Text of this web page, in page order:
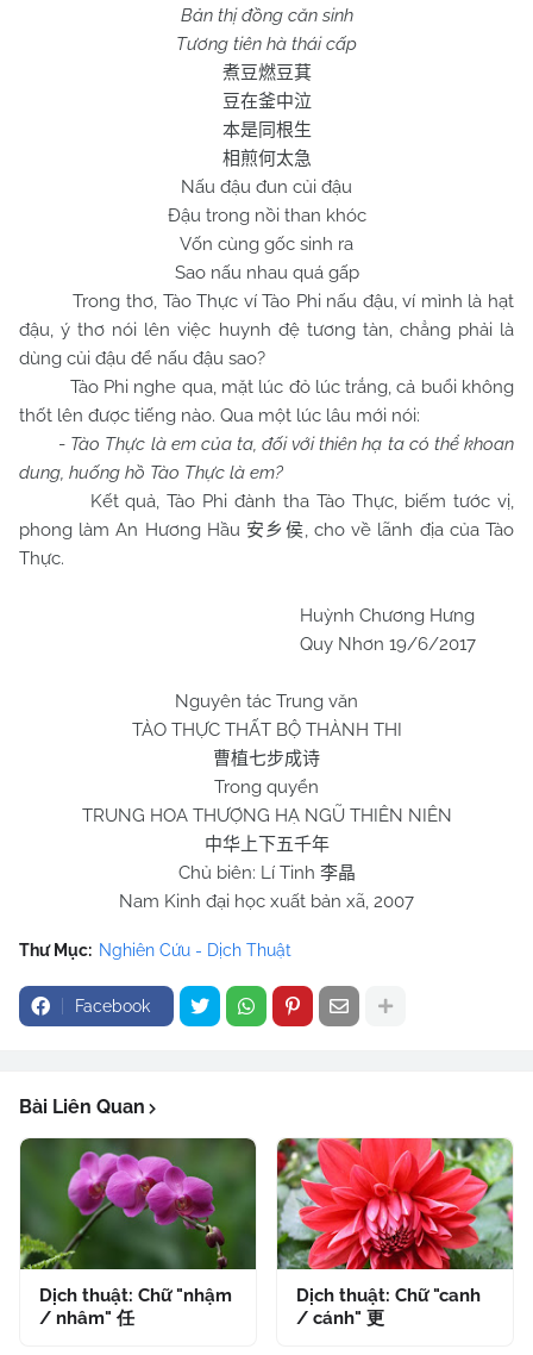
Bản thị đồng căn sinh
Tương tiên hà thái cấp
煮豆燃豆萁
豆在釜中泣
本是同根生
相煎何太急
Nấu đậu đun củi đậu
Đậu trong nồi than khóc
Vốn cùng gốc sinh ra
Sao nấu nhau quá gấp
Trong thơ, Tào Thực ví Tào Phi nấu đậu, ví mình là hạt
đậu, ý thơ nói lên việc huynh đệ tương tàn, chẳng phải là
dùng củi đậu để nấu đậu sao?
Tào Phi nghe qua, mặt lúc đỏ lúc trắng, cả buổi không
thốt lên được tiếng nào. Qua một lúc lâu mới nói:
- Tào Thực là em của ta, đối với thiên hạ ta có thể khoan
dung, huống hồ Tào Thực là em?
Kết quả, Tào Phi đành tha Tào Thực, biếm tước vị,
phong làm An Hương Hầu 安乡侯, cho về lãnh địa của Tào
Thực.
Huỳnh Chương Hưng
Quy Nhơn 19/6/2017
Nguyên tác Trung văn
TÀO THỰC THẤT BỘ THÀNH THI
曹植七步成诗
Trong quyển
TRUNG HOA THƯỢNG HẠ NGŨ THIÊN NIÊN
中华上下五千年
Chủ biên: Lí Tinh 李晶
Nam Kinh đại học xuất bản xã, 2007
Thư Mục: Nghiên Cứu - Dịch Thuật
Facebook
Bài Liên Quan
Dịch thuật: Chữ "nhậm
/ nhâm" 任
Dịch thuật: Chữ "canh
/ cánh" 更